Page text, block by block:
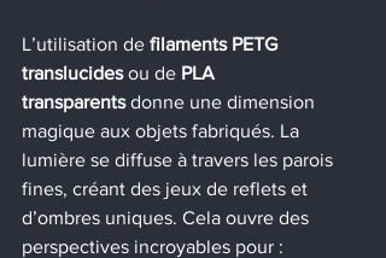
L’utilisation de filaments PETG
translucides ou de PLA
transparents donne une dimension
magique aux objets fabriqués. La
lumière se diffuse à travers les parois
fines, créant des jeux de reflets et
d’ombres uniques. Cela ouvre des
perspectives incroyables pour :